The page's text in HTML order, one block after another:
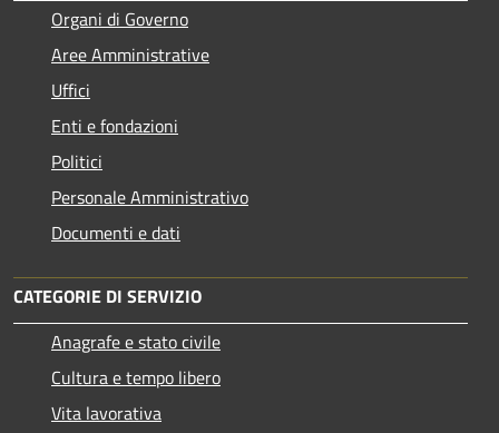
Organi di Governo
Aree Amministrative
Uffici
Enti e fondazioni
Politici
Personale Amministrativo
Documenti e dati
CATEGORIE DI SERVIZIO
Anagrafe e stato civile
Cultura e tempo libero
Vita lavorativa